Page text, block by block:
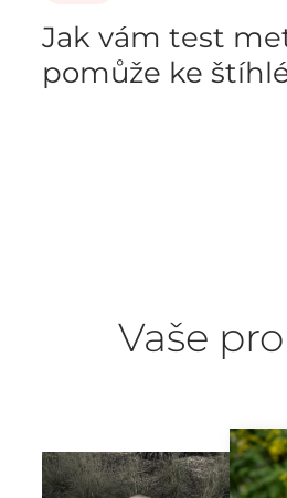
Jak vám test
pomůže ke
Vaše